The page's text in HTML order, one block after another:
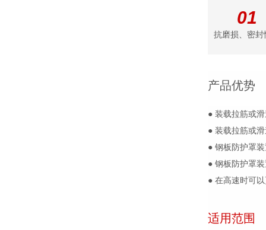
01
抗磨损、密封
产品优势
● 装载拉筋或
● 装载拉筋或
● 钢板防护罩
● 钢板防护罩
● 在高速时可
适用范围